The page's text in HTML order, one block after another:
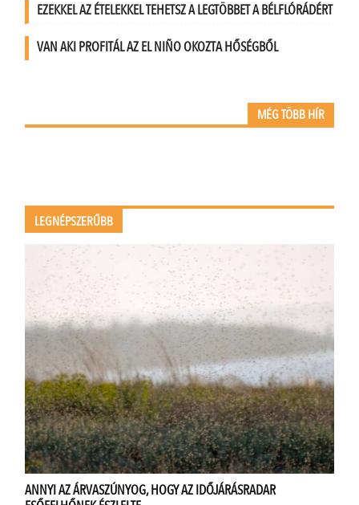
EZEKKEL AZ ÉTELEKKEL TEHETSZ A LEGTÖBBET A BÉLFLÓRÁDÉRT
VAN AKI PROFITÁL AZ EL NIÑO OKOZTA HŐSÉGBŐL
MÉG TÖBB HÍR
LEGNÉPSZERŰBB